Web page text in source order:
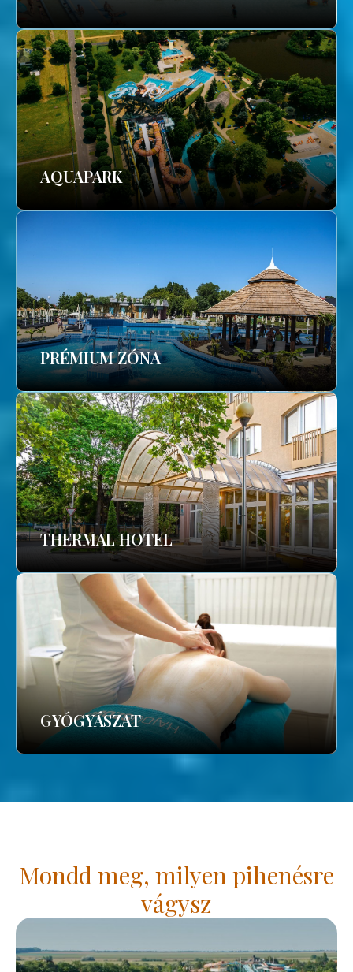
AQUAPARK
PRÉMIUM ZÓNA
THERMAL HOTEL
GYÓGYÁSZAT
Mondd meg, milyen pihenésre
vágysz